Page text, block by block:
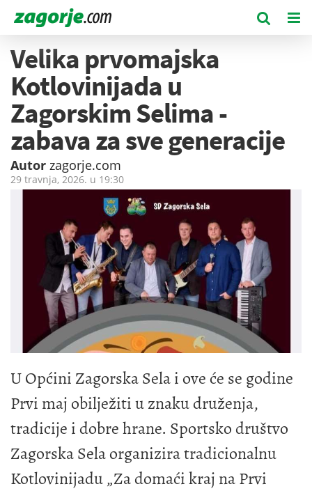
Velika prvomajska
Kotlovinijada u
Zagorskim Selima -
zabava za sve generacije
Autor zagorje.com
29 travnja, 2026. u 19:30
U Općini Zagorska Sela i ove će se godine
Prvi maj obilježiti u znaku druženja,
tradicije i dobre hrane. Sportsko društvo
Zagorska Sela organizira tradicionalnu
Kotlovinijadu „Za domaći kraj na Prvi